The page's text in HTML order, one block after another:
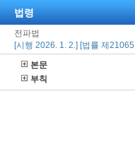
법령
전파법
[시행 2026. 1. 2.] [법률 제
본문
부칙